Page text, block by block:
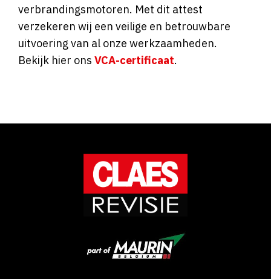
verbrandingsmotoren. Met dit attest
verzekeren wij een veilige en betrouwbare
uitvoering van al onze werkzaamheden.
Bekijk hier ons VCA-certificaat.